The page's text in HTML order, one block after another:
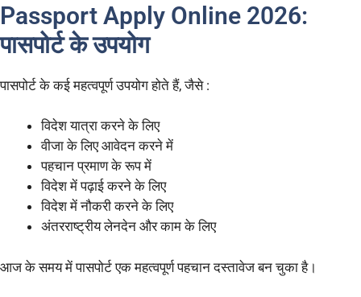
Passport Apply Online 2026:
पासपोर्ट के उपयोग
पासपोर्ट के कई महत्वपूर्ण उपयोग होते हैं, जैसे :
विदेश यात्रा करने के लिए
वीजा के लिए आवेदन करने में
पहचान प्रमाण के रूप में
विदेश में पढ़ाई करने के लिए
विदेश में नौकरी करने के लिए
अंतरराष्ट्रीय लेनदेन और काम के लिए
आज के समय में पासपोर्ट एक महत्वपूर्ण पहचान दस्तावेज बन चुका है।